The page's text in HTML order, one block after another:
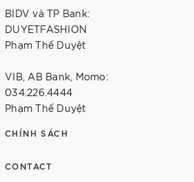
BIDV và TP Bank:
DUYETFASHION
Phạm Thế Duyệt
VIB, AB Bank, Momo:
034.226.4444
Phạm Thế Duyệt
CHÍNH SÁCH
CONTACT